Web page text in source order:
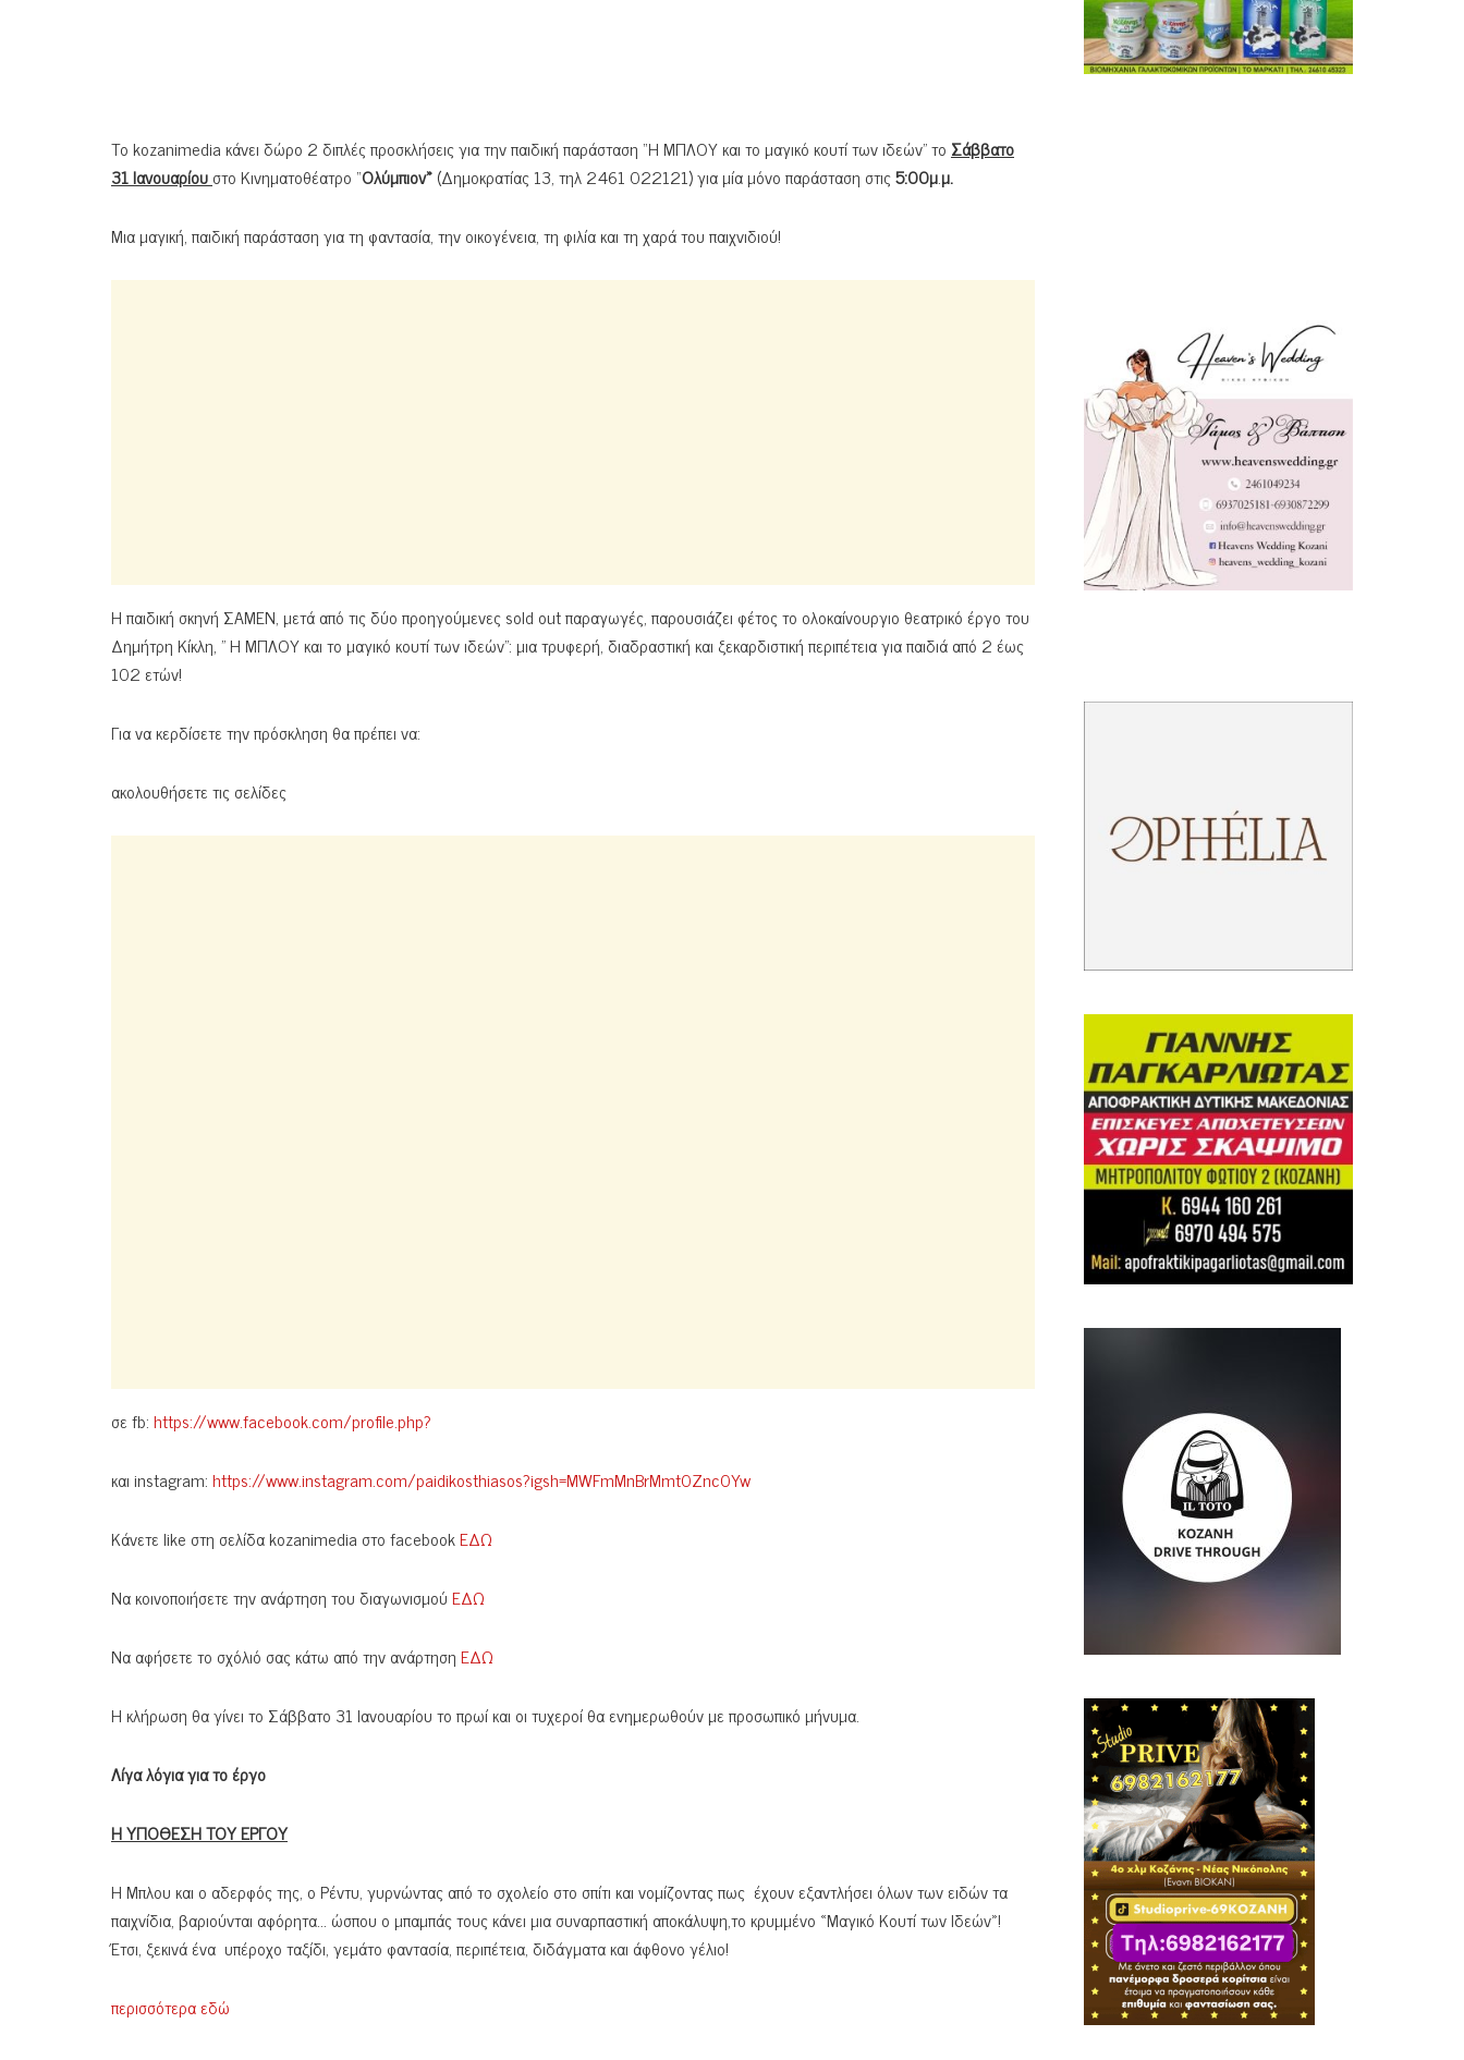
Το kozanimedia κάνει δώρο 2 διπλές προσκλήσεις για την παιδική παράσταση “Η ΜΠΛΟΥ και το μαγικό κουτί των ιδεών” το Σάββατο
31 Ιανουαρίουστο Κινηματοθέατρο “Ολύμπιον»(Δημοκρατίας 13, τηλ 2461 022121) για μία μόνο παράσταση στις5:00μ.μ.
Μια μαγική, παιδική παράσταση για τη φαντασία, την οικογένεια, τη φιλία και τη χαρά του παιχνιδιού!
Η παιδική σκηνή ΣΑΜΕΝ, μετά από τις δύο προηγούμενες sold out παραγωγές, παρουσιάζει φέτος το ολοκαίνουργιο θεατρικό έργο του
Δημήτρη Κίκλη, ” Η ΜΠΛΟΥ και το μαγικό κουτί των ιδεών”: μια τρυφερή, διαδραστική και ξεκαρδιστική περιπέτεια για παιδιά από 2 έως
102 ετών!
Για να κερδίσετε την πρόσκληση θα πρέπει να:
ακολουθήσετε τις σελίδες
σε fb:https://www.facebook.com/profile.php?
και instagram:https://www.instagram.com/paidikosthiasos?igsh=MWFmMnBrMmt0Znc0Yw
Κάνετε like στη σελίδα kozanimedia στο facebookΕΔΩ
Να κοινοποιήσετε την ανάρτηση του διαγωνισμούΕΔΩ
Να αφήσετε το σχόλιό σας κάτω από την ανάρτησηΕΔΩ
Η κλήρωση θα γίνει το Σάββατο 31 Ιανουαρίου το πρωί και οι τυχεροί θα ενημερωθούν με προσωπικό μήνυμα.
Λίγα λόγια για το έργο
Η ΥΠΟΘΕΣΗ ΤΟΥ ΕΡΓΟΥ
Η Μπλου και ο αδερφός της, ο Ρέντυ, γυρνώντας από το σχολείο στο σπίτι και νομίζοντας πως έχουν εξαντλήσει όλων των ειδών τα
παιχνίδια, βαριούνται αφόρητα… ώσπου ο μπαμπάς τους κάνει μια συναρπαστική αποκάλυψη,το κρυμμένο «Μαγικό Κουτί των Ιδεών»!
Έτσι, ξεκινά ένα υπέροχο ταξίδι, γεμάτο φαντασία, περιπέτεια, διδάγματα και άφθονο γέλιο!
περισσότερα εδώ